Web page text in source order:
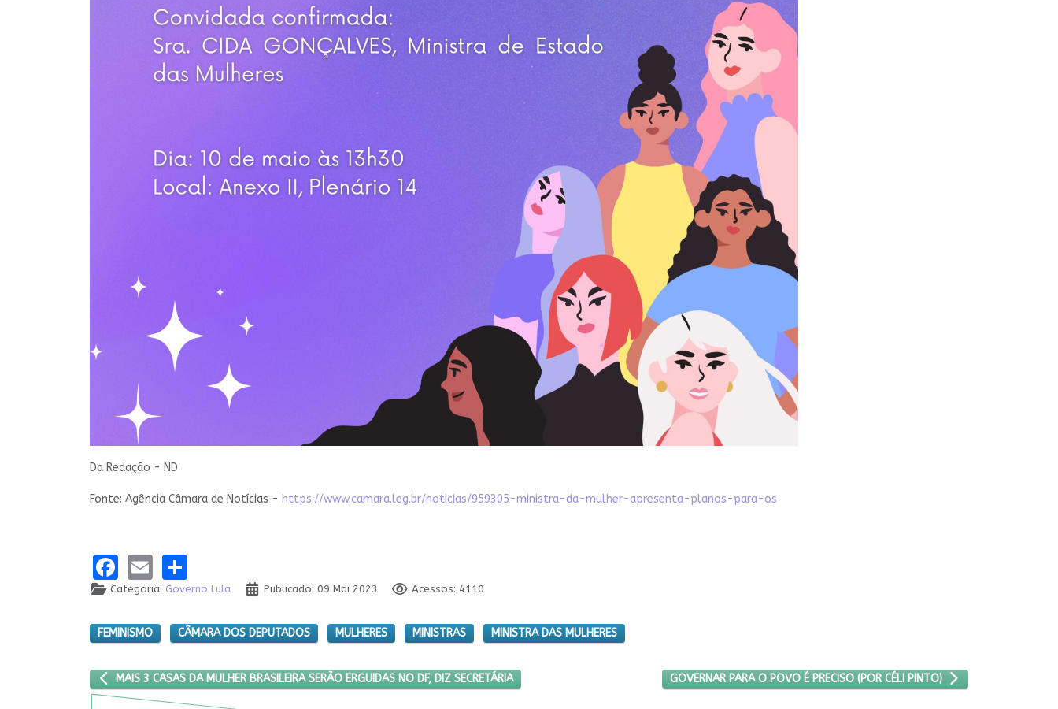
Da Redação - ND
Fonte: Agência Câmara de Notícias - https://www.camara.leg.br/noticias/959305-ministra-da-mulher-apresenta-planos-para-os
Facebook
Email
Categoria: Governo Lula Publicado: 09 Mai 2023 Acessos: 4110
FEMINISMO CÂMARA DOS DEPUTADOS MULHERES MINISTRAS MINISTRA DAS MULHERES
ARTIGO ANTERIOR: MAIS 3 CASAS DA MULHER BRASILEIRA SERÃO ERGUIDAS NO DF, DIZ SECRETÁRIA
MAIS 3 CASAS DA MULHER BRASILEIRA SERÃO ERGUIDAS NO DF, DIZ SECRETÁRIA PRÓXIMO ARTIGO: GOVERNAR PARA O POVO É PRECISO (POR CÉLI PINTO)
GOVERNAR PARA O POVO É PRECISO (POR CÉLI PINTO)